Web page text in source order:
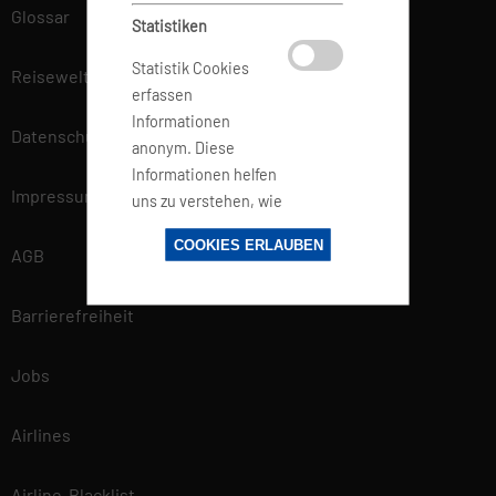
Statistiken
Statistik Cookies
erfassen
Informationen
anonym. Diese
Informationen helfen
uns zu verstehen, wie
unsere Besucher
unsere Website
COOKIES ERLAUBEN
Glossar
Reisewelt
Datenschutz
Impressum
AGB
Barrierefreiheit
Jobs
Airlines